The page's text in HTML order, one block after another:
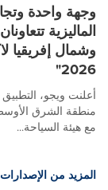
وجهة واحدة
الماليزية
وشمال إفريقيا
2026"
أعلنت ويجو،
مع هيئة السياحة...
المزيد من